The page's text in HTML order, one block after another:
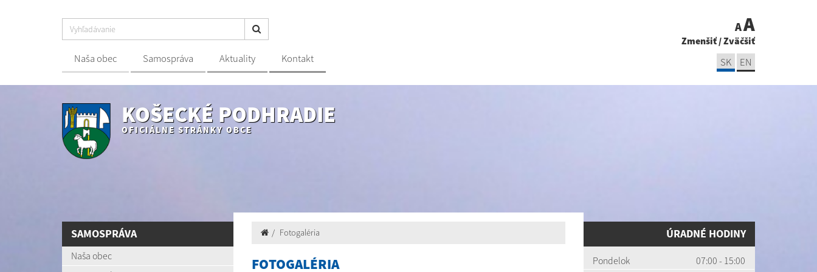
Naša obec Samospráva Aktuality Kontakt
AA
Zmenšiť/Zväčšiť
SK EN
KOŠECKÉ PODHRADIE
OFICIÁLNE STRÁNKY OBCE
SAMOSPRÁVA
Naša obec
Fotogaléria
FOTOGALÉRIA
ÚRADNÉ HODINY
Pondelok
07:00 - 15:00